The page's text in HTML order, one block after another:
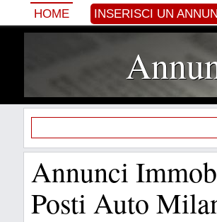
HOME INSERISCI UN
Annunci
Posti Auto